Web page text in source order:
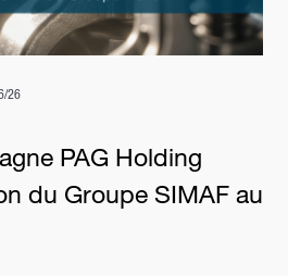
26
PAG Holding
du Groupe SIMAF au